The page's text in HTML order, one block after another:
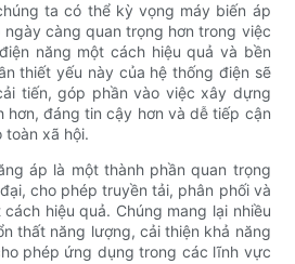
ta có thể kỳ vọng máy biến áp
càng quan trọng hơn trong việc
năng một cách hiệu quả và bền
thiết yếu này của hệ thống điện sẽ
tiến, góp phần vào việc xây dựng
hơn, đáng tin cậy hơn và dễ tiếp cận
toàn xã hội.
áp là một thành phần quan trọng
cho phép truyền tải, phân phối và
hiệu quả. Chúng mang lại nhiều
thất năng lượng, cải thiện khả năng
phép ứng dụng trong các lĩnh vực